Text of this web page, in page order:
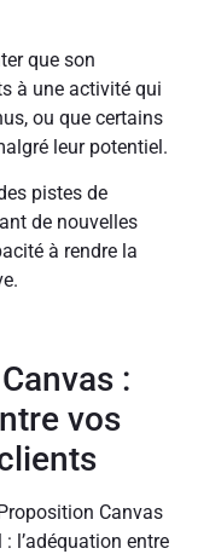
que son
à une activité qui
ou que certains
leur potentiel.
pistes de
de nouvelles
à rendre la
:
vos
Canvas
l’adéquation entre